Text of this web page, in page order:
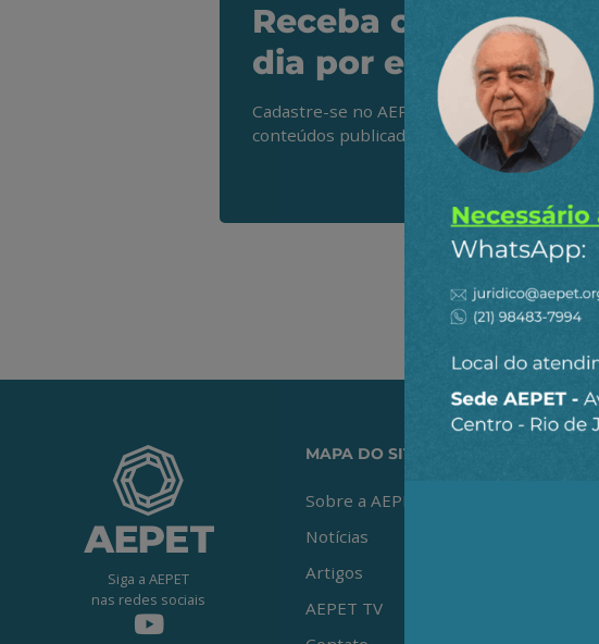
Receba os
dia por e-mail
Cadastre-se no AEPET Direto para receber
conteúdos publicados em nosso site.
Ao clicar
Siga a AEPET
nas redes sociais
MAPA DO SITE
Sobre a AEPET
Notícias
Artigos
AEPET TV